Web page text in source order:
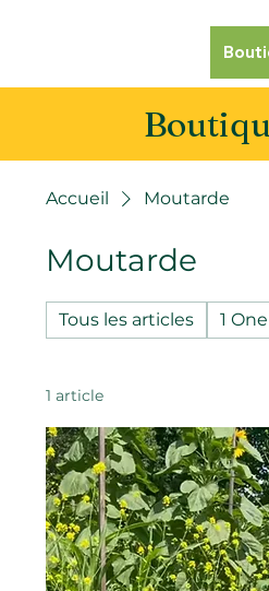
Accueil Moutarde
Moutarde
Tous les articles 1
1 article